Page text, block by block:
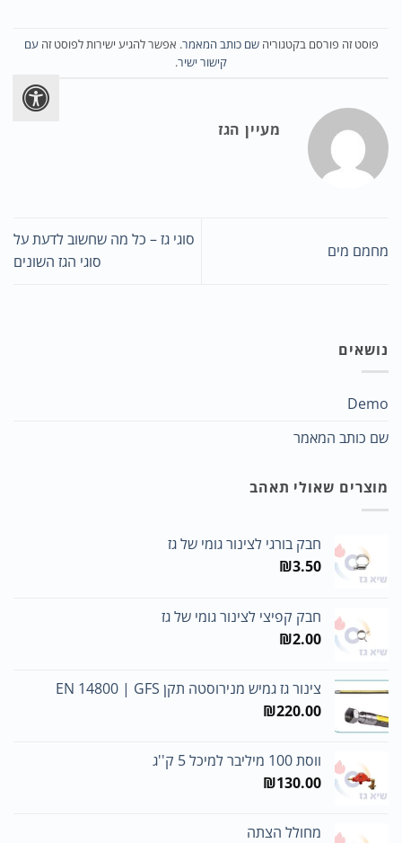
פוסט זה פורסם בקטגוריהשם כותב המאמר. אפשר להגיע ישירות לפוסט זהעם
קישור ישיר.
מעיין הגז
מחמם מים
סוגי גז – כל מה שחשוב לדעת על
סוגי הגז השונים
נושאים
Demo
שם כותב המאמר
מוצרים שאולי תאהב
חבק בורגי לצינור גומי של גז
₪3.50
חבק קפיצי לצינור גומי של גז
₪2.00
צינור גז גמיש מנירוסטה תקן EN 14800 | GFS
₪220.00
ווסת 100 מיליבר למיכל 5 ק''ג
₪130.00
מחולל הצתה